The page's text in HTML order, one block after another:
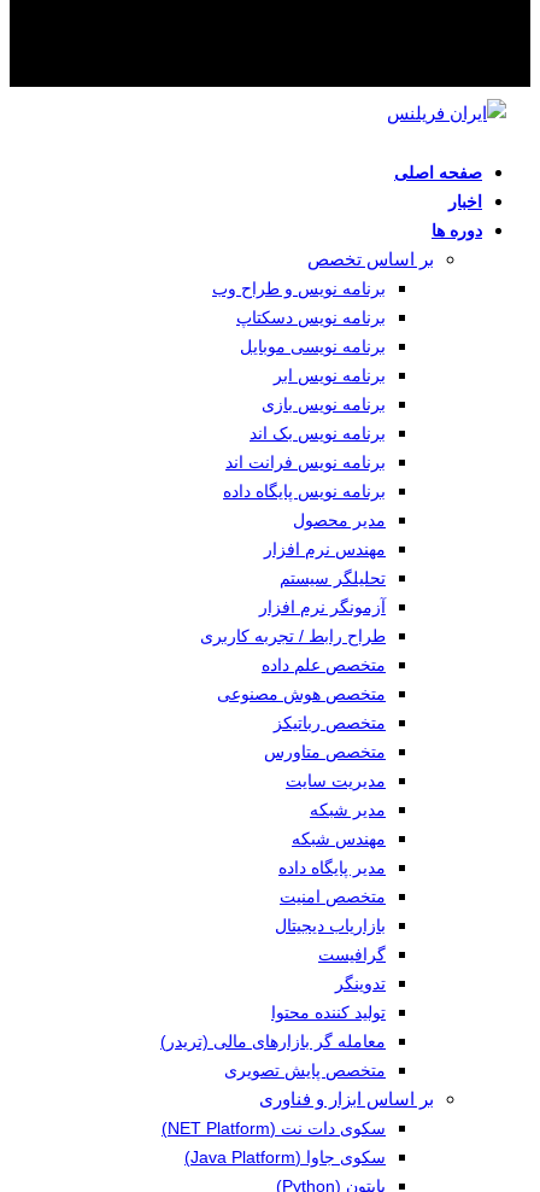
صفحه اصلی
اخبار
دوره ها
بر اساس تخصص
برنامه نویس و طراح وب
برنامه نویس دسکتاپ
برنامه نویسی موبایل
برنامه نویس ابر
برنامه نویس بازی
برنامه نویس بک اند
برنامه نویس فرانت اند
برنامه نویس پایگاه داده
مدیر محصول
مهندس نرم افزار
تحلیلگر سیستم
آزمونگر نرم افزار
طراح رابط / تجربه کاربری
متخصص علم داده
متخصص هوش مصنوعی
متخصص رباتیکز
متخصص متاورس
مدیریت سایت
مدیر شبکه
مهندس شبکه
مدیر پایگاه داده
متخصص امنیت
بازاریاب دیجیتال
گرافیست
تدوینگر
تولید کننده محتوا
معامله گر بازارهای مالی (تریدر)
متخصص پایش تصویری
بر اساس ابزار و فناوری
سکوی دات نت (NET Platform)
سکوی جاوا (Java Platform)
پایتون (Python)